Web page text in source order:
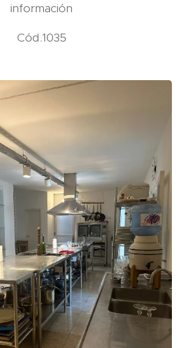
información
Cód.1035